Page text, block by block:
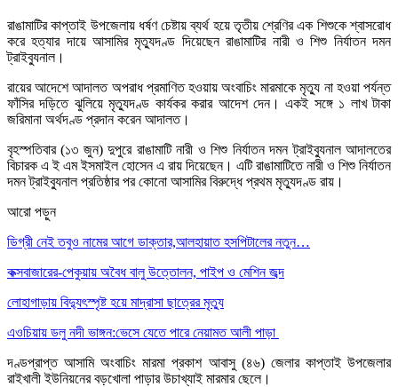
রাঙামাটির কাপ্তাই উপজেলায় ধর্ষণ চেষ্টায় ব্যর্থ হয়ে তৃতীয় শ্রেণির এক শিশুকে শ্বাসরোধ
করে হত্যার দায়ে আসামির মৃত্যুদণ্ড দিয়েছেন রাঙামাটির নারী ও শিশু নির্যাতন দমন
ট্রাইব্যুনাল।
রায়ের আদেশে আদালত অপরাধ প্রমাণিত হওয়ায় অংবাচিং মারমাকে মৃত্যু না হওয়া পর্যন্ত
ফাঁসির দড়িতে ঝুলিয়ে মৃত্যুদণ্ড কার্যকর করার আদেশ দেন। একই সঙ্গে ১ লাখ টাকা
জরিমানা অর্থদণ্ড প্রদান করেন আদালত।
বৃহস্পতিবার (১৩ জুন) দুপুরে রাঙামাটি নারী ও শিশু নির্যাতন দমন ট্রাইব্যুনাল আদালতের
বিচারক এ ই এম ইসমাইল হোসেন এ রায় দিয়েছেন। এটি রাঙামাটিতে নারী ও শিশু নির্যাতন
দমন ট্রাইব্যুনাল প্রতিষ্ঠার পর কোনো আসামির বিরুদ্ধে প্রথম মৃত্যুদণ্ড রায়।
আরো পড়ুন
ডিগ্রী নেই তবুও নামের আগে ডাক্তার,আলহায়াত হসপিটালের নতুন…
কক্সবাজারের-পেকুয়ায় অবৈধ বালু উত্তোলন, পাইপ ও মেশিন জব্দ
লোহাগাড়ায় বিদ্যুৎস্পৃষ্ট হয়ে মাদ্রাসা ছাত্রের মৃত্যু
এওচিয়ায় ডলু নদী ভাঙ্গন:ভেসে যেতে পারে নেয়ামত আলী পাড়া
দণ্ডপ্রাপ্ত আসামি অংবাচিং মারমা প্রকাশ আবাসু (৪৬) জেলার কাপ্তাই উপজেলার
রাইখালী ইউনিয়নের বড়খোলা পাড়ার উচাখ্যাই মারমার ছেলে।